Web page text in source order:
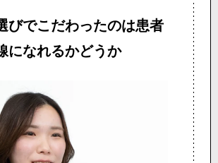
びでこだわったのは患者
になれるかどうか